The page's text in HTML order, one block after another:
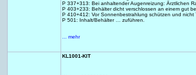
P 337+313: Bei anhaltender Augenreizung: Ärztlichen
P 403+233: Behälter dicht verschlossen an einem gut
P 410+412: Vor Sonnenbestrahlung schützen und nicht
P 501: Inhalt/Behälter … zuführen.
... mehr
KL1001-KIT